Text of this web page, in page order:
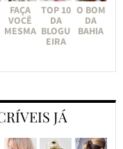
FAÇA
VOCÊ
MESMA
TOP 10
DA
BLOGU
EIRA
O BOM
DA
BAHIA
JÁ